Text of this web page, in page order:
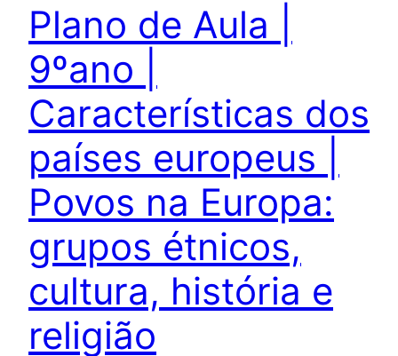
Plano de Aula |
9ºano |
Características dos
países europeus |
Povos na Europa:
grupos étnicos,
cultura, história e
religião